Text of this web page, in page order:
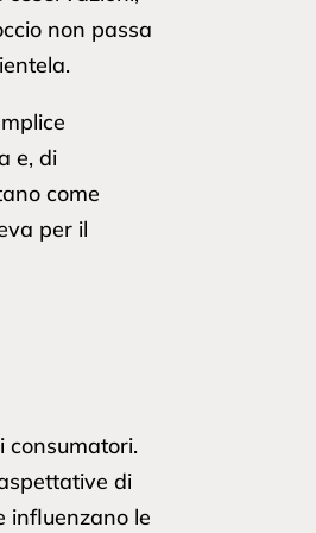
non passa
e, di
come
per il
consumatori.
di
influenzano le